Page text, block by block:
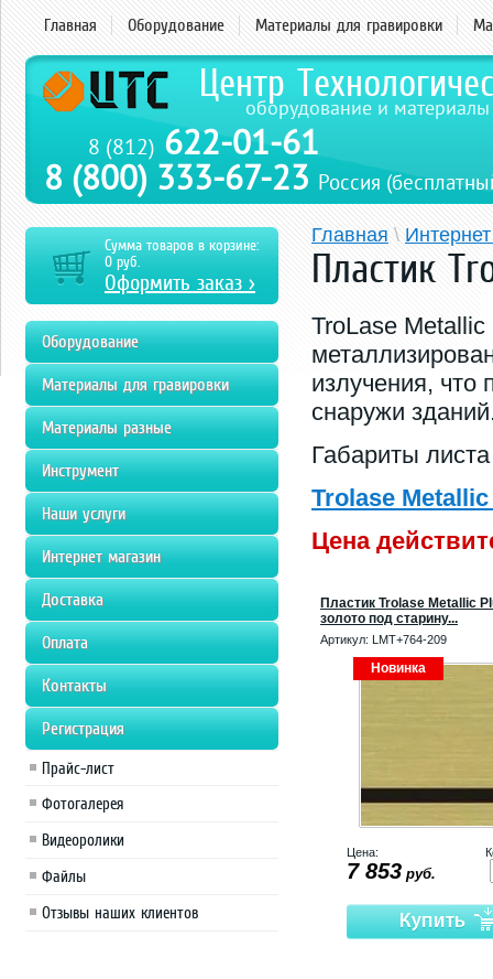
Главная Оборудование Материалы для гравировки
8 (800) 333-67-23 Россия
Центр
оборудование и
8 (812) 622-01-61
Главная\
Пластик
TroLase Metallic
излучения, что
снаружи
Габариты
Trolase
Цена
Пластик Trolase Metallic
золото под старину...
Артикул: LMT+764-209
Новинка
Цена:
7 853 руб.
Сумма товаров в корзине:
0 руб.
Оформить заказ >
Оборудование
Материалы для гравировки
Материалы разные
Инструмент
Наши услуги
Интернет магазин
Доставка
Оплата
Контакты
Регистрация
Прайс-лист
Фотогалерея
Видеоролики
Файлы
Отзывы наших клиентов